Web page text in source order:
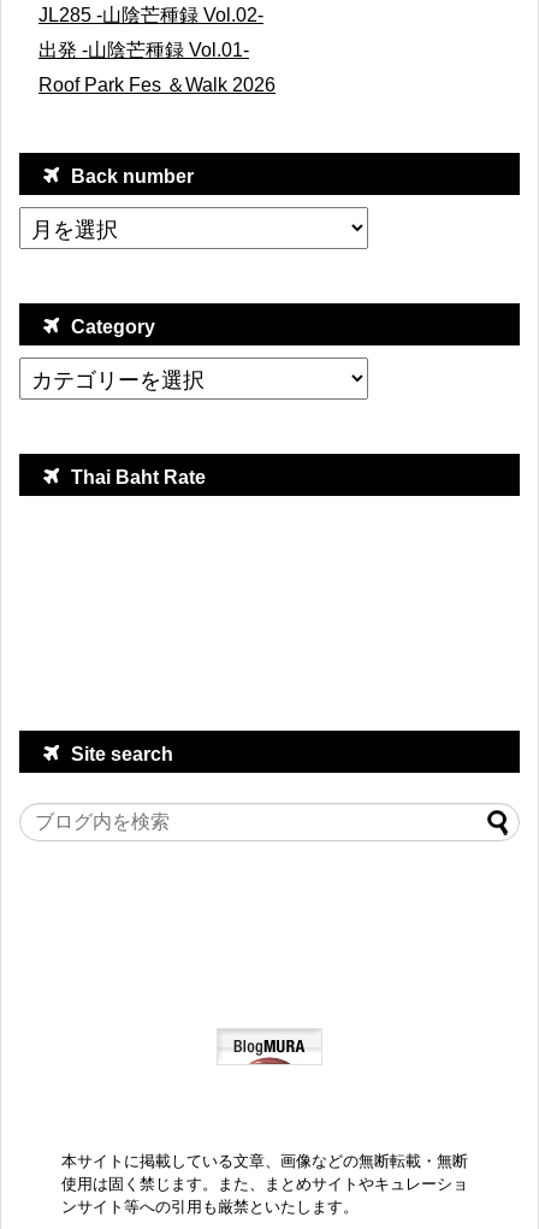
JL285 -山陰芒種録 Vol.02-
出発 -山陰芒種録 Vol.01-
Roof Park Fes ＆Walk 2026
Back number
Category
Thai Baht Rate
Site search
本サイトに掲載している文章、画像などの無断転載・無断
使用は固く禁じます。また、まとめサイトやキュレーショ
ンサイト等への引用も厳禁といたします。